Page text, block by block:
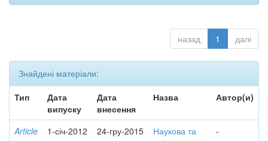
назад 1 далі
Знайдені матеріали:
Тип
Дата
випуску
Дата
внесення
Назва Автор(и)
Article 1-січ-2012 24-гру-2015
Наукова та
-